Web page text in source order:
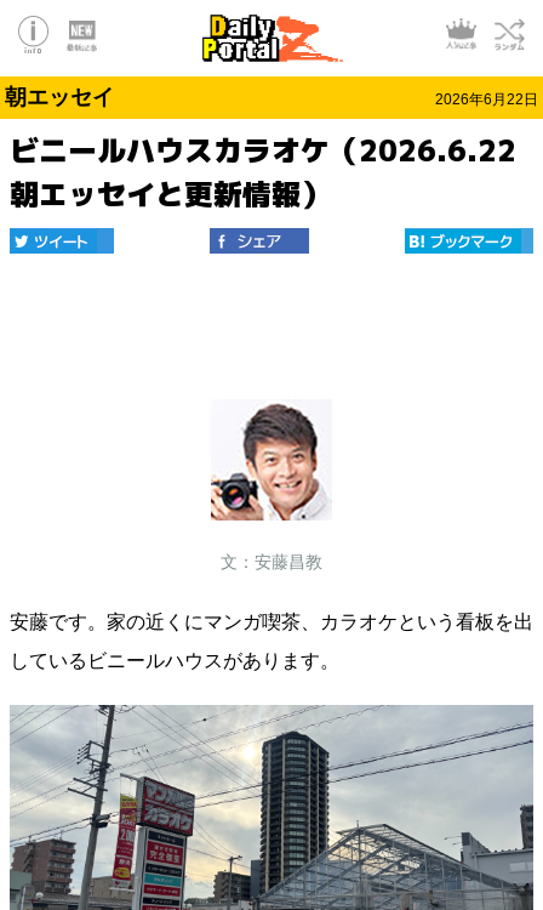
朝エッセイ 2026年6月22日
ビニールハウスカラオケ（2026.6.22
朝エッセイと更新情報）
文：安藤昌教
安藤です。家の近くにマンガ喫茶、カラオケという看板を出
しているビニールハウスがあります。